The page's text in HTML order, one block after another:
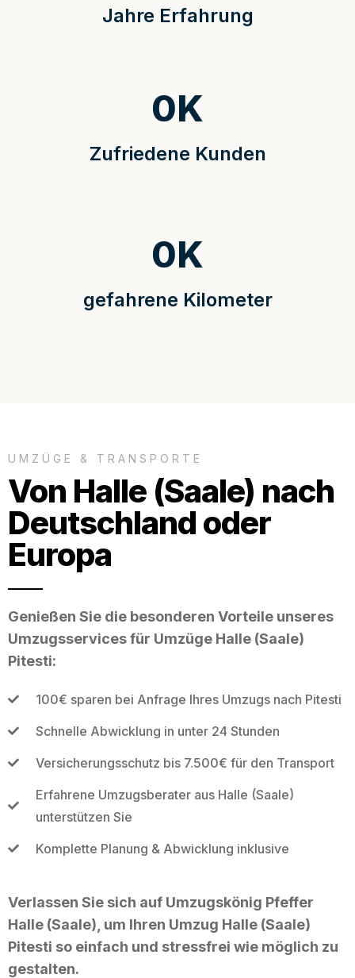
Jahre Erfahrung
Zufriedene Kunden
0K
gefahrene Kilometer
0K
UMZÜGE & TRANSPORTE
Von Halle (Saale) nach
Deutschland oder
Europa
Genießen Sie die besonderen Vorteile unseres
Umzugsservices für Umzüge Halle (Saale)
Pitesti:
100€ sparen bei Anfrage Ihres Umzugs nach Pitesti
Schnelle Abwicklung in unter 24 Stunden
Versicherungsschutz bis 7.500€ für den Transport
Erfahrene Umzugsberater aus Halle (Saale)
unterstützen Sie
Komplette Planung & Abwicklung inklusive
Verlassen Sie sich auf Umzugskönig Pfeffer
Halle (Saale), um Ihren Umzug Halle (Saale)
Pitesti so einfach und stressfrei wie möglich zu
gestalten.